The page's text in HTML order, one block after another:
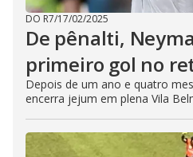
DO R7/17/02/2025
De pênalti,
primeiro gol no
Depois de um ano e quatro
encerra jejum em plena Vila